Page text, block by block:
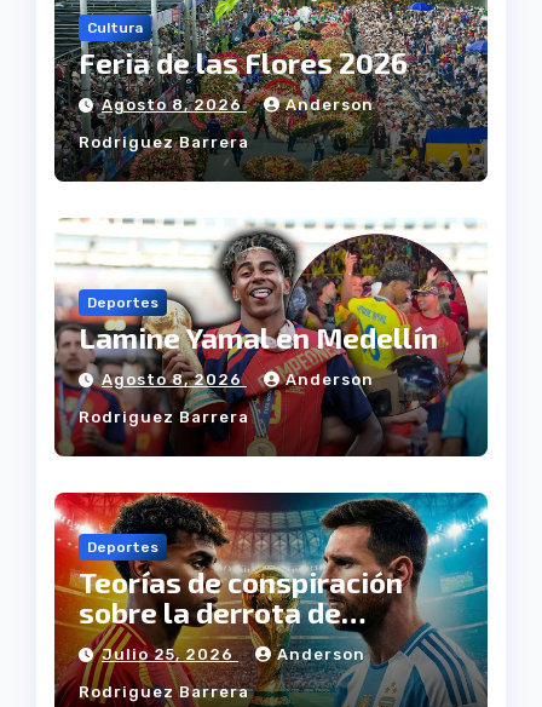
Cultura
Feria de las Flores 2026
Agosto 8, 2026 Anderson
Rodriguez Barrera
Deportes
Lamine Yamal en Medellín
Agosto 8, 2026 Anderson
Rodriguez Barrera
Deportes
Teorías de conspiración
sobre la derrota de
Argentina
Julio 25, 2026 Anderson
Rodriguez Barrera